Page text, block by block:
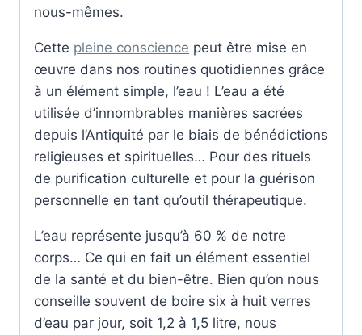
nous-mêmes.
Cette pleine conscience peut être mise en
œuvre dans nos routines quotidiennes grâce
à un élément simple, l’eau ! L’eau a été
utilisée d’innombrables manières sacrées
depuis l’Antiquité par le biais de bénédictions
religieuses et spirituelles… Pour des rituels
de purification culturelle et pour la guérison
personnelle en tant qu’outil thérapeutique.
L’eau représente jusqu’à 60 % de notre
corps… Ce qui en fait un élément essentiel
de la santé et du bien-être. Bien qu’on nous
conseille souvent de boire six à huit verres
d’eau par jour, soit 1,2 à 1,5 litre, nous